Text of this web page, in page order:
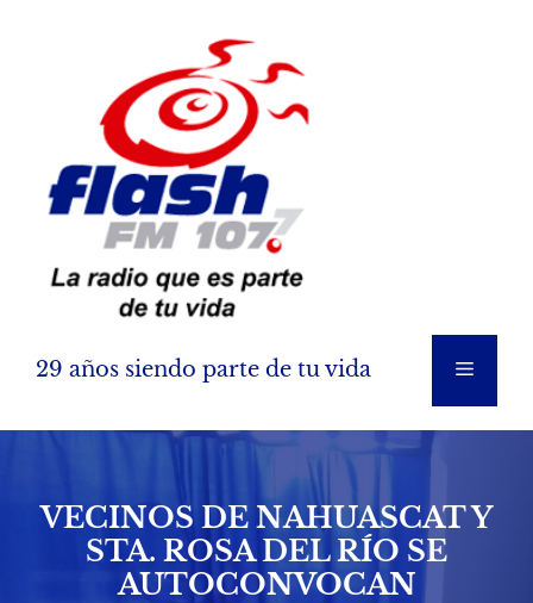
29 años siendo parte de tu vida Menú
VECINOS DE NAHUASCAT Y
STA. ROSA DEL RÍO SE
AUTOCONVOCAN